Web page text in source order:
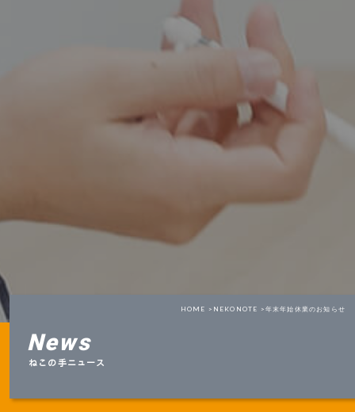
HOME > NEKONOTE > 年末年始休業のお知らせ
News
ねこの手ニュース